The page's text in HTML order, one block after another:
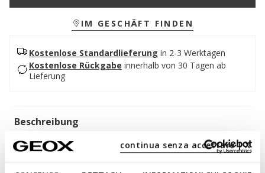
continua senza accettare | X
IM GESCHÄFT FINDEN
Kostenlose Standardlieferung in 2-3 Werktagen
Kostenlose Rückgabe innerhalb von 30 Tagen ab
Lieferung
Beschreibung
Bequeme Jungensandale, atmungsaktiv und leicht zu
kombinieren.Die praktische, vielseitige Sandale Ghita ist ein